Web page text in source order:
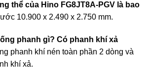
thể của Hino FG8JT8A-PGV là bao
10.900 x 2.490 x 2.750 mm.
phanh gì? Có phanh khí xả
phanh khí nén toàn phần 2 dòng và
khí xả.